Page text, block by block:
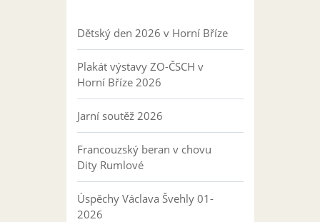
Dětský den 2026 v Horní Bříze
Plakát výstavy ZO-ČSCH v
Horní Bříze 2026
Jarní soutěž 2026
Francouzský beran v chovu
Dity Rumlové
Úspěchy Václava Švehly 01-
2026